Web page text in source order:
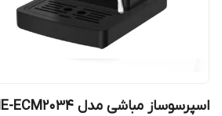
اسپرسوساز مباشی مدل ME-ECM2034